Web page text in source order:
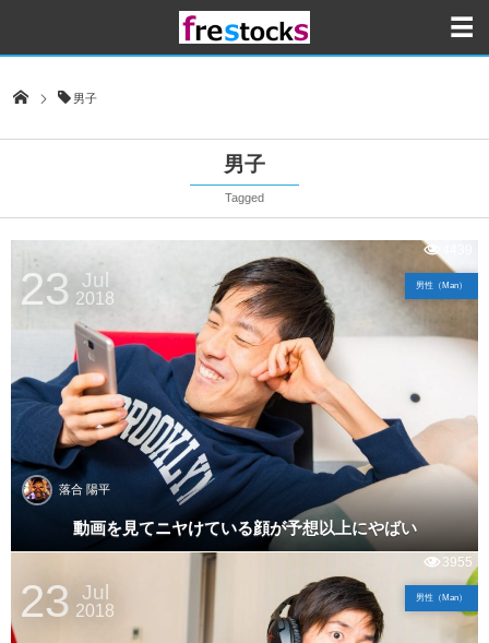
男子
男子
Tagged
落合 陽平
動画を見てニヤけている顔が予想以上にやばい
23 Jul
2018
男性（Man）
23 Jul
2018
男性（Man）
3955